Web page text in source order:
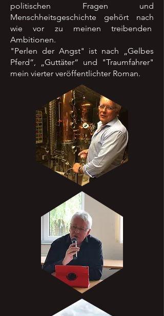
politischen Fragen und
Menschheitsgeschichte gehört nach
wie vor zu meinen treibenden
Ambitionen.
"Perlen der Angst" ist nach „Gelbes
Pferd“, „Guttäter“ und "Traumfahrer"
mein vierter veröffentlichter Roman.